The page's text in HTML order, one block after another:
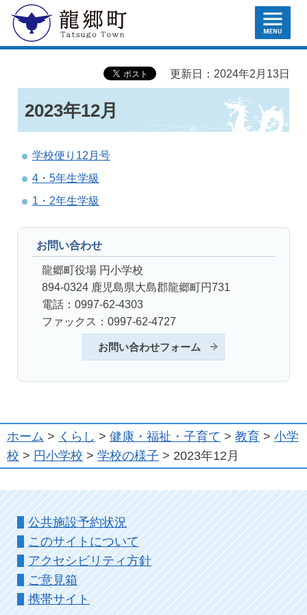
龍郷町 MENU
更新日：2024年2月13日
2023年12月
学校便り12月号
4・5年生学級
1・2年生学級
お問い合わせ
龍郷町役場 円小学校
894-0324 鹿児島県大島郡龍郷町円731
電話：0997-62-4303
ファックス：0997-62-4727
お問い合わせフォーム
ホーム > くらし > 健康・福祉・子育て > 教育 > 小学
校 > 円小学校 > 学校の様子 > 2023年12月
公共施設予約状況
このサイトについて
アクセシビリティ方針
ご意見箱
携帯サイト